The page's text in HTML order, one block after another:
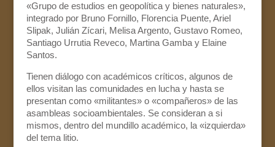
«Grupo de estudios en geopolítica y bienes naturales»,
integrado por Bruno Fornillo, Florencia Puente, Ariel
Slipak, Julián Zícari, Melisa Argento, Gustavo Romeo,
Santiago Urrutia Reveco, Martina Gamba y Elaine
Santos.
Tienen diálogo con académicos críticos, algunos de
ellos visitan las comunidades en lucha y hasta se
presentan como «militantes» o «compañeros» de las
asambleas socioambientales. Se consideran a si
mismos, dentro del mundillo académico, la «izquierda»
del tema litio.